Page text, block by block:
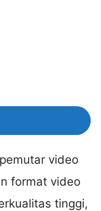
video
format video
tinggi,